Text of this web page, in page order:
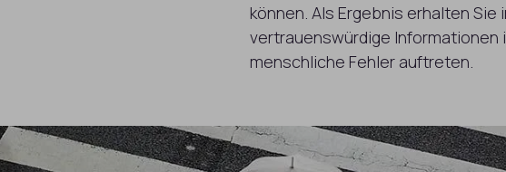
können. Als Ergebnis erhalten
vertrauenswürdige Informationen
menschliche Fehler auftreten.